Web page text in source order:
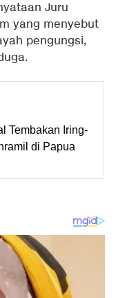
Juru
yang menyebut
pengungsi,
Tembakan Iring-
di Papua